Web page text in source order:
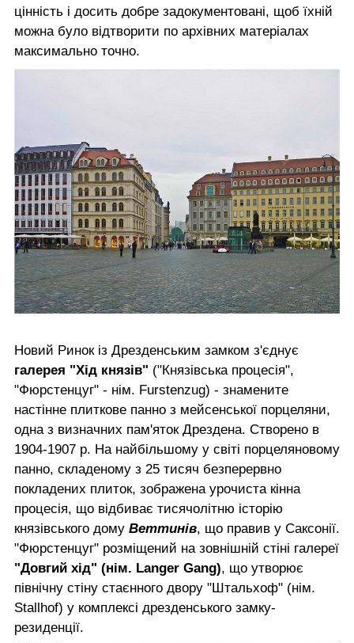
цінність і досить добре задокументовані, щоб їхній
можна було відтворити по архівних матеріалах
максимально точно.
Новий Ринок із Дрезденським замком з'єднує
галерея "Хід князів" ("Князівська процесія",
"Фюрстенцуг" - нім. Furstenzug) - знамените
настінне плиткове панно з мейсенської порцеляни,
одна з визначних пам'яток Дрездена. Створено в
1904-1907 р. На найбільшому у світі порцеляновому
панно, складеному з 25 тисяч безперервно
покладених плиток, зображена урочиста кінна
процесія, що відбиває тисячолітню історію
князівського дому Веттинів, що правив у Саксонії.
"Фюрстенцуг" розміщений на зовнішній стіні галереї
"Довгий хід" (нім. Langer Gang), що утворює
північну стіну стаєнного двору "Штальхоф" (нім.
Stallhof) у комплексі дрезденського замку-
резиденції.